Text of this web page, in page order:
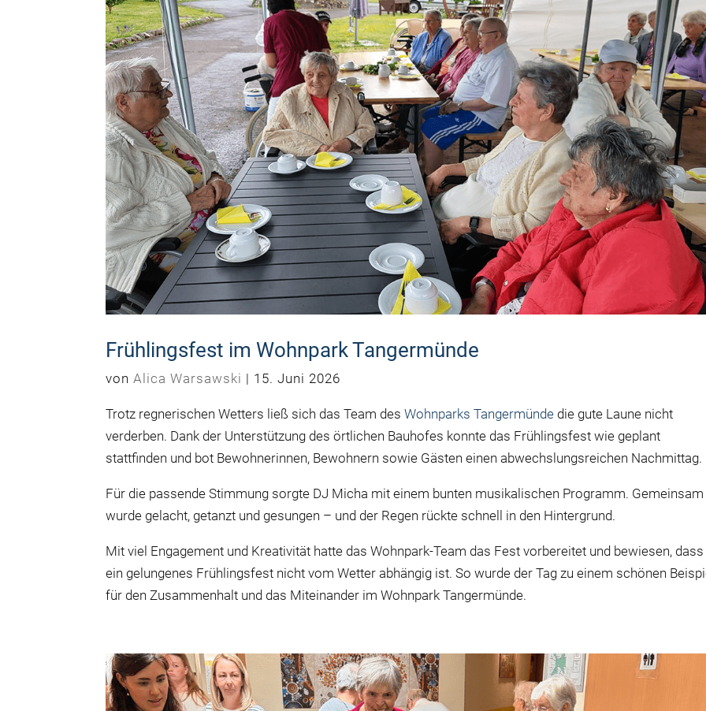
Frühlingsfest im Wohnpark Tangermünde
vonAlica Warsawski | 15. Juni 2026
Trotz regnerischen Wetters ließ sich das Team desWohnparks Tangermünde die gute Laune nicht
verderben. Dank der Unterstützung des örtlichen Bauhofes konnte das Frühlingsfest wie geplant
stattfinden und bot Bewohnerinnen, Bewohnern sowie Gästen einen abwechslungsreichen Nachmittag.
Für die passende Stimmung sorgte DJ Micha mit einem bunten musikalischen Programm. Gemeinsam
wurde gelacht, getanzt und gesungen – und der Regen rückte schnell in den Hintergrund.
Mit viel Engagement und Kreativität hatte das Wohnpark-Team das Fest vorbereitet und bewiesen, dass
ein gelungenes Frühlingsfest nicht vom Wetter abhängig ist. So wurde der Tag zu einem schönen
für den Zusammenhalt und das Miteinander im Wohnpark Tangermünde.